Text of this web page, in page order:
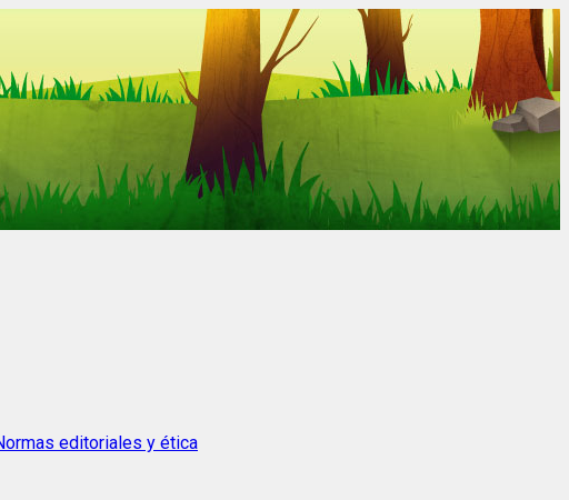
editoriales y ética